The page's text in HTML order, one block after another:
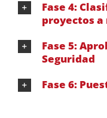
Fase 4:
proyectos
Fase 5:
Seguridad
Fase 6: